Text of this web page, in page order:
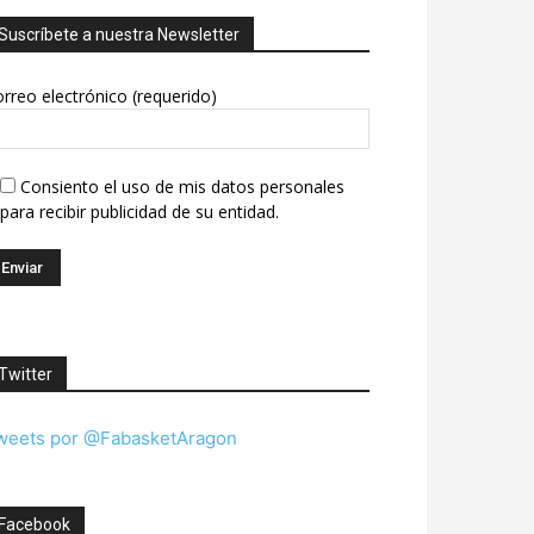
a nuestra Newsletter
electrónico (requerido)
Consiento el uso de mis datos personales
para recibir publicidad de su entidad.
por @FabasketAragon